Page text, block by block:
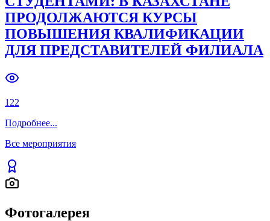
ПРОДОЛЖАЮТСЯ КУРСЫ
ПОВЫШЕНИЯ КВАЛИФИКАЦИИ
ДЛЯ ПРЕДСТАВИТЕЛЕЙ ФИЛИАЛА
122
Подробнее...
Все мероприятия
Фотогалерея